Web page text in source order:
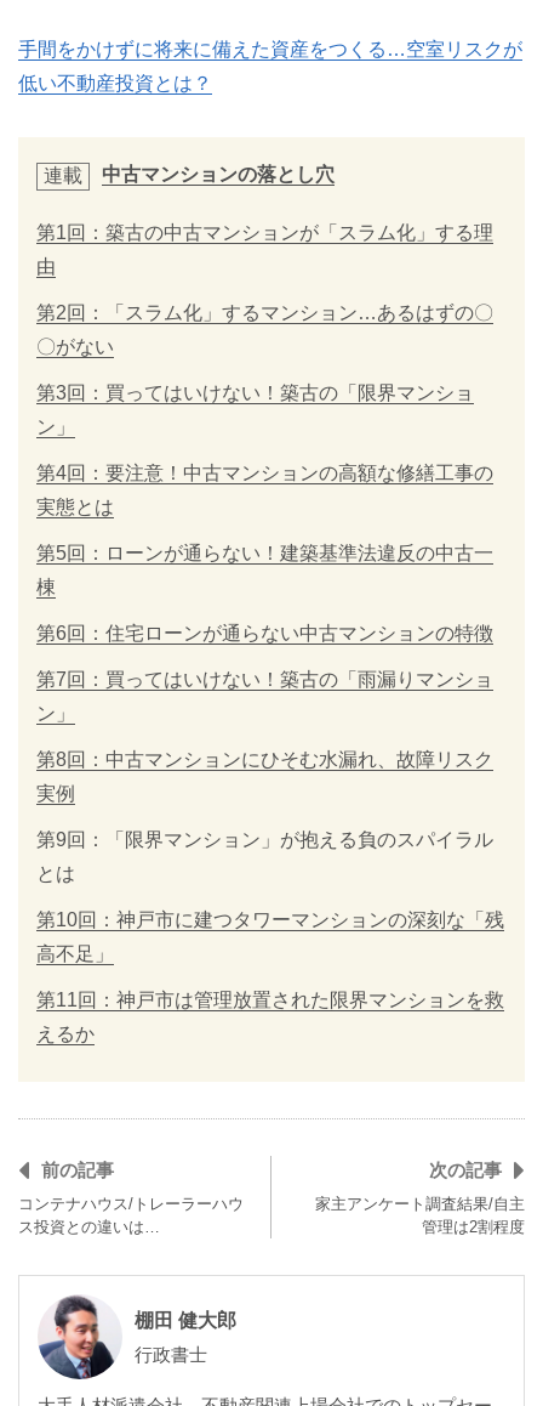
手間をかけずに将来に備えた資産をつくる…空室リスクが
低い不動産投資とは？
連載 中古マンションの落とし穴
第1回：築古の中古マンションが「スラム化」する理
由
第2回：「スラム化」するマンション…あるはずの〇
〇がない
第3回：買ってはいけない！築古の「限界マンショ
ン」
第4回：要注意！中古マンションの高額な修繕工事の
実態とは
第5回：ローンが通らない！建築基準法違反の中古一
棟
第6回：住宅ローンが通らない中古マンションの特徴
第7回：買ってはいけない！築古の「雨漏りマンショ
ン」
第8回：中古マンションにひそむ水漏れ、故障リスク
実例
第9回：「限界マンション」が抱える負のスパイラル
とは
第10回：神戸市に建つタワーマンションの深刻な「残
高不足」
第11回：神戸市は管理放置された限界マンションを救
えるか
前の記事
コンテナハウス/トレーラーハウ
ス投資との違いは…
次の記事
家主アンケート調査結果/自主
管理は2割程度
棚田 健大郎
行政書士